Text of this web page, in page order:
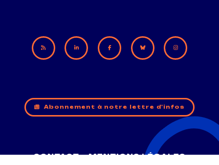
Abonnement à notre lettre d'infos
CONTACT MENTIONS LÉGALES